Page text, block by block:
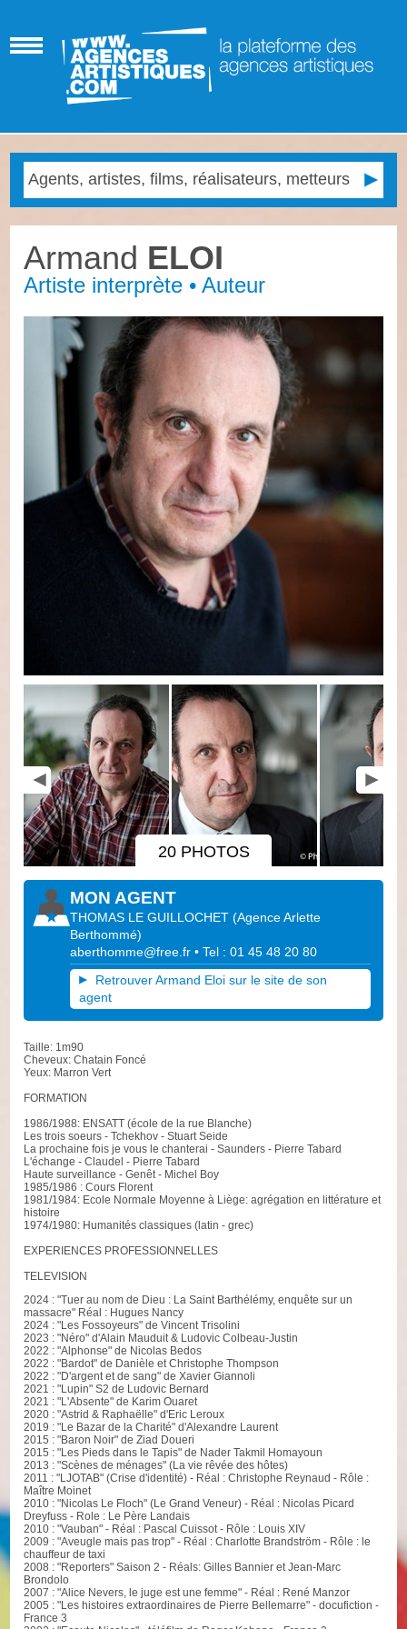
Armand ELOI
Artiste interprète • Auteur
20 PHOTOS
MON AGENT
THOMAS LE GUILLOCHET (Agence Arlette
Berthommé)
aberthomme@free.fr • Tel : 01 45 48 20 80
Retrouver Armand Eloi sur le site de son
agent
Taille: 1m90
Cheveux: Chatain Foncé
Yeux: Marron Vert
FORMATION
1986/1988: ENSATT (école de la rue Blanche)
Les trois soeurs - Tchekhov - Stuart Seide
La prochaine fois je vous le chanterai - Saunders - Pierre Tabard
L'échange - Claudel - Pierre Tabard
Haute surveillance - Genêt - Michel Boy
1985/1986 : Cours Florent
1981/1984: Ecole Normale Moyenne à Liège: agrégation en littérature et
histoire
1974/1980: Humanités classiques (latin - grec)
EXPERIENCES PROFESSIONNELLES
TELEVISION
2024 : "Tuer au nom de Dieu : La Saint Barthélémy, enquête sur un
massacre" Réal : Hugues Nancy
2024 : "Les Fossoyeurs" de Vincent Trisolini
2023 : "Néro" d'Alain Mauduit & Ludovic Colbeau-Justin
2022 : "Alphonse" de Nicolas Bedos
2022 : "Bardot" de Danièle et Christophe Thompson
2022 : "D'argent et de sang" de Xavier Giannoli
2021 : "Lupin" S2 de Ludovic Bernard
2021 : "L'Absente" de Karim Ouaret
2020 : "Astrid & Raphaëlle" d'Eric Leroux
2019 : "Le Bazar de la Charité" d'Alexandre Laurent
2015 : "Baron Noir" de Ziad Doueri
2015 : "Les Pieds dans le Tapis" de Nader Takmil Homayoun
2013 : "Scènes de ménages" (La vie rêvée des hôtes)
2011 : "LJOTAB" (Crise d'identité) - Réal : Christophe Reynaud - Rôle :
Maître Moinet
2010 : "Nicolas Le Floch" (Le Grand Veneur) - Réal : Nicolas Picard
Dreyfuss - Role : Le Père Landais
2010 : "Vauban" - Réal : Pascal Cuissot - Rôle : Louis XIV
2009 : "Aveugle mais pas trop" - Réal : Charlotte Brandström - Rôle : le
chauffeur de taxi
2008 : "Reporters" Saison 2 - Réals: Gilles Bannier et Jean-Marc
Brondolo
2007 : "Alice Nevers, le juge est une femme" - Réal : René Manzor
2005 : "Les histoires extraordinaires de Pierre Bellemarre" - docufiction -
France 3